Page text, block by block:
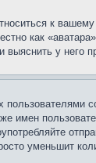
к
как
у него
имен
уменьшит